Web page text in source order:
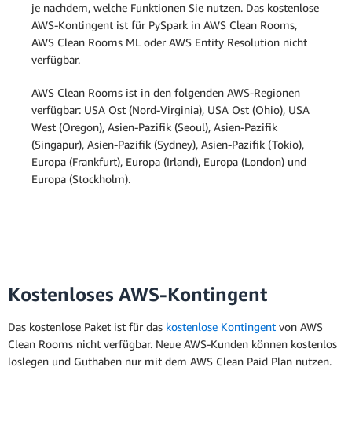
je nachdem, welche Funktionen Sie nutzen. Das kostenlose
AWS-Kontingent ist für PySpark in AWS Clean Rooms,
AWS Clean Rooms ML oder AWS Entity Resolution nicht
verfügbar.
AWS Clean Rooms ist in den folgenden AWS-Regionen
verfügbar: USA Ost (Nord-Virginia), USA Ost (Ohio), USA
West (Oregon), Asien-Pazifik (Seoul), Asien-Pazifik
(Singapur), Asien-Pazifik (Sydney), Asien-Pazifik (Tokio),
Europa (Frankfurt), Europa (Irland), Europa (London) und
Europa (Stockholm).
Kostenloses AWS-Kontingent
Das kostenlose Paket ist für das kostenlose Kontingent von AWS
Clean Rooms nicht verfügbar. Neue AWS-Kunden können kostenlos
loslegen und Guthaben nur mit dem AWS Clean Paid Plan nutzen.